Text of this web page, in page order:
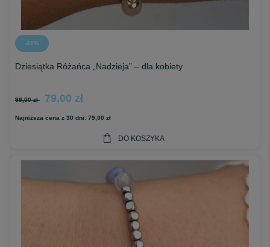
-21%
Dziesiątka Różańca „Nadzieja” – dla kobiety
99,00 zł 79,00 zł
Najniższa cena z 30 dni: 79,00 zł
DO KOSZYKA